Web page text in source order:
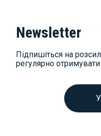
Newsletter
Підпишіться на
регулярно